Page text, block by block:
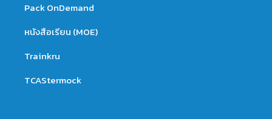
Pack OnDemand
หนังสือเรียน (MOE)
Trainkru
TCAStermock